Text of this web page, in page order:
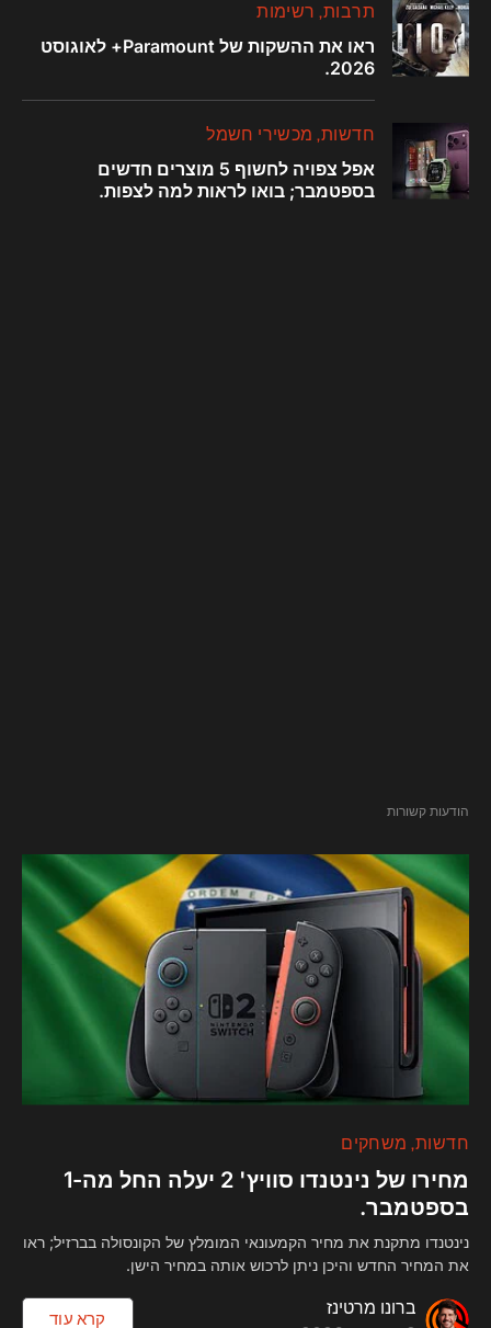
תרבות רשימות
ראו את ההשקות של Paramount+ לאוגוסט
2026.
חדשות מכשירי חשמל
אפל צפויה לחשוף 5 מוצרים חדשים
בספטמבר; בואו לראות למה לצפות.
הודעות קשורות
חדשות משחקים
מחירו של נינטנדו סוויץ' 2 יעלה החל מה-1
בספטמבר.
נינטנדו מתקנת את מחיר הקמעונאי המומלץ של הקונסולה בברזיל; ראו
את המחיר החדש והיכן ניתן לרכוש אותה במחיר הישן.
ברונו מרטינז
קרא עוד